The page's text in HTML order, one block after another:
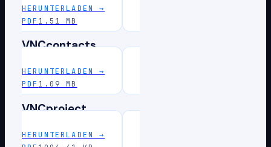
HERUNTERLADEN
→
PDF 1.51 MB
VNCcontacts
HERUNTERLADEN
→
PDF 1.09 MB
VNCproject
HERUNTERLADEN
→